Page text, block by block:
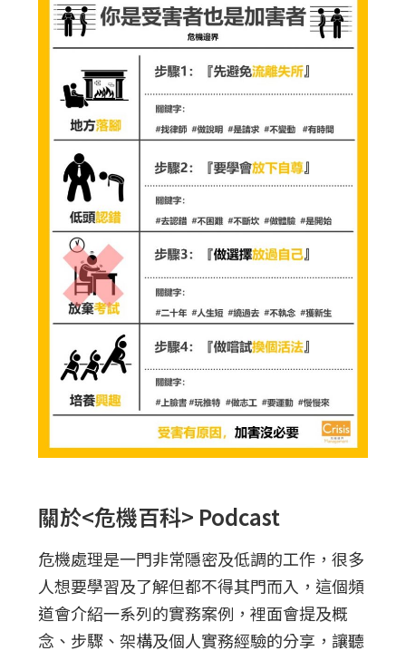
關於<危機百科> Podcast
危機處理是一門非常隱密及低調的工作，很多
人想要學習及了解但都不得其門而入，這個頻
道會介紹一系列的實務案例，裡面會提及概
念、步驟、架構及個人實務經驗的分享，讓聽